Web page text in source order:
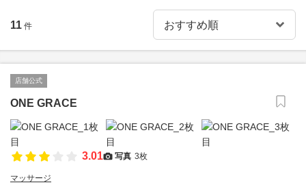
11 件
店舗公式
ONE GRACE
3.01 写真 3枚
マッサージ